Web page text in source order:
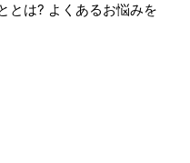
とは? よくあるお悩みを